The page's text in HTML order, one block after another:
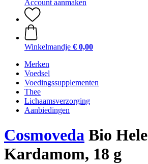
Account aanmaken
Winkelmandje € 0,00
Merken
Voedsel
Voedingssupplementen
Thee
Lichaamsverzorging
Aanbiedingen
Cosmoveda Bio Hele
Kardamom, 18 g